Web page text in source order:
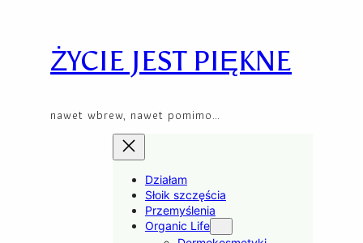
contentŻYCIE JEST PIĘKNE
nawet wbrew, nawet pomimo…
Działam
Słoik szczęścia
Przemyślenia
Organic Life